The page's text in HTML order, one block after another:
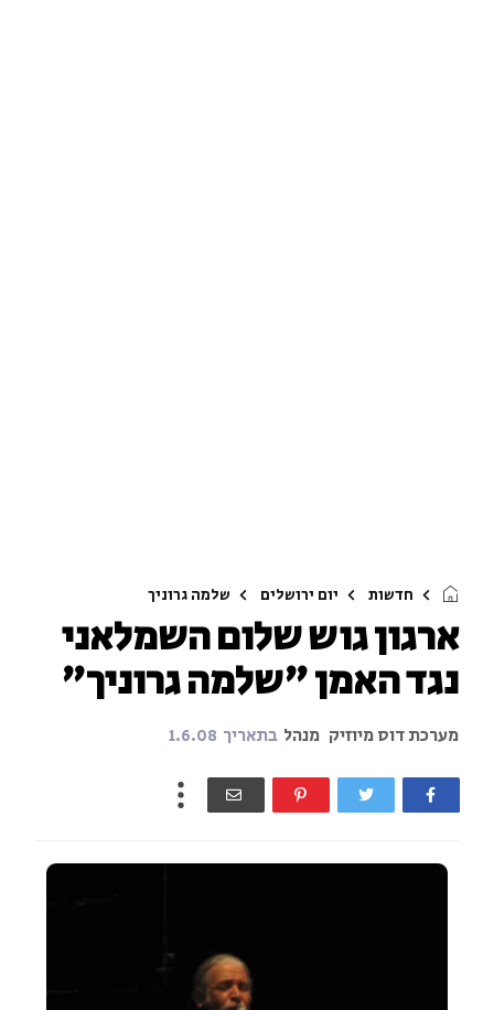
חדשות יום ירושלים שלמה גרוניך
ארגון גוש שלום השמלאני
נגד האמן "שלמה גרוניך"
מערכת דוס מיוזיק מנהל בתאריך 1.6.08